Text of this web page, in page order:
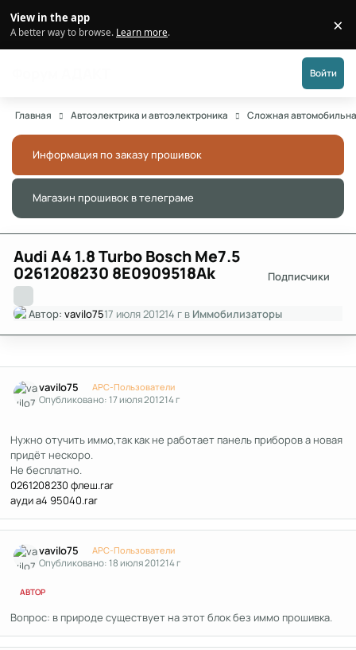
View in the app
A better way to browse. Learn more. ×
Войти
Главная Автоэлектрика и автоэлектроника Сложная
Информация по заказу прошивок
Магазин прошивок в телеграме
Audi A4 1.8 Turbo Bosch Me7.5
0261208230 8E0909518Ak Подписчики
Автор:vavilo7517 июля 201214 г в Иммобилизаторы
vavilo75 APC-Пользователи
Опубликовано:17 июля 201214 г
Нужно отучить иммо,так как не работает панель приборов а новая
придёт нескоро.
Не бесплатно.
0261208230 флеш.rar
ауди а4 95040.rar
vavilo75 APC-Пользователи
Опубликовано:18 июля 201214 г
АВТОР
Вопрос: в природе существует на этот блок без иммо прошивка.